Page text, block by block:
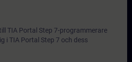
TIA Portal Step 7-programmerare
i TIA Portal Step 7 och dess